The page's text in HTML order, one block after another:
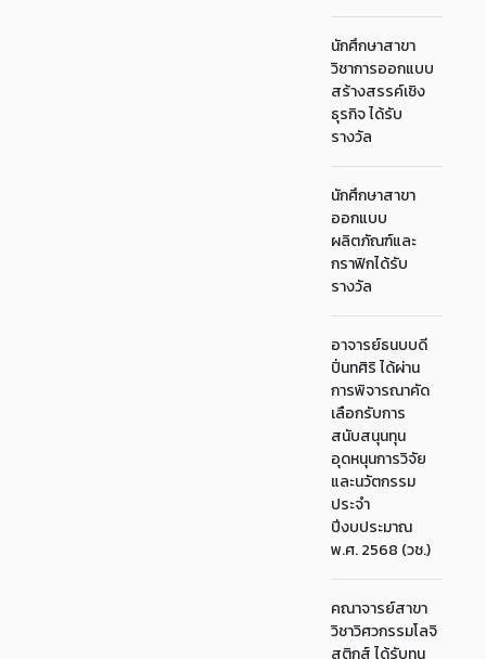
นักศึกษาสาขา
วิชาการออกแบบ
สร้างสรรค์เชิง
ธุรกิจ ได้รับ
รางวัล
นักศึกษาสาขา
ออกแบบ
ผลิตภัณฑ์และ
กราฟิกได้รับ
รางวัล
อาจารย์ธนบบดี
ปิ่นทศิริ ได้ผ่าน
การพิจารณาคัด
เลือกรับการ
สนับสนุนทุน
อุดหนุนการวิจัย
และนวัตกรรม
ประจำ
ปีงบประมาณ
พ.ศ. 2568 (วช.)
คณาจารย์สาขา
วิชาวิศวกรรมโลจิ
สติกส์ ได้รับทุน